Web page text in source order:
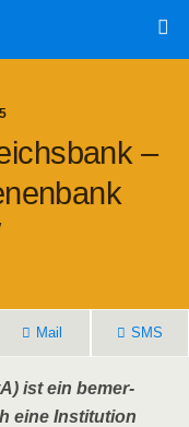
–
Mail SMS
ist ein bemer­
eine Insti­tu­ti­on